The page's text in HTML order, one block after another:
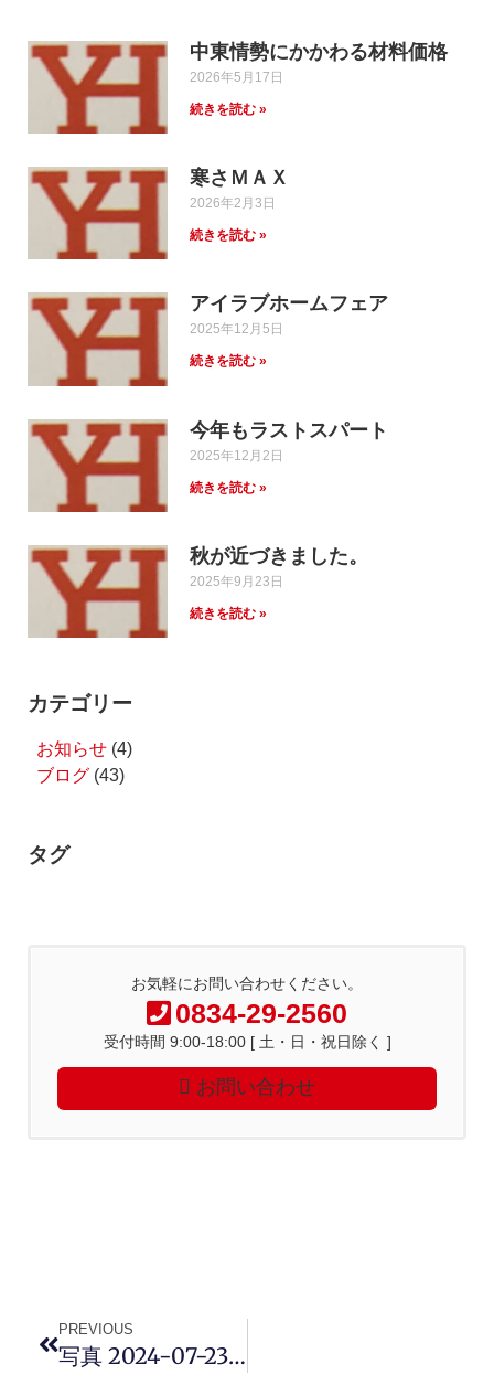
中東情勢にかかわる材料価格
2026年5月17日
続きを読む »
寒さＭＡＸ
2026年2月3日
続きを読む »
アイラブホームフェア
2025年12月5日
続きを読む »
今年もラストスパート
2025年12月2日
続きを読む »
秋が近づきました。
2025年9月23日
続きを読む »
カテゴリー
お知らせ (4)
ブログ (43)
タグ
お気軽にお問い合わせください。
0834-29-2560
受付時間 9:00-18:00 [ 土・日・祝日除く ]
お問い合わせ
PREVIOUS
写真 2024-07-23 15 47 10